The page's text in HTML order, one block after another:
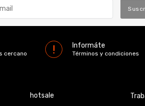
cercano
Informáte
Términos y condiciones
hotsale